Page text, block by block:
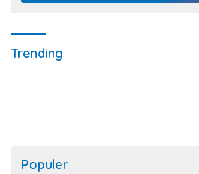
Trending
Populer